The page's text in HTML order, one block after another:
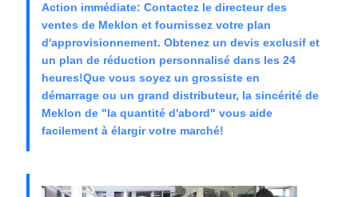
Action immédiate: Contactez le directeur des
ventes de Meklon et fournissez votre plan
d'approvisionnement. Obtenez un devis exclusif et
un plan de réduction personnalisé dans les 24
heures!Que vous soyez un grossiste en
démarrage ou un grand distributeur, la sincérité de
Meklon de "la quantité d'abord" vous aide
facilement à élargir votre marché!